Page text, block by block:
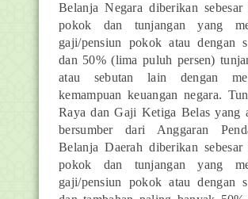
Belanja Negara diberikan sebesar
pokok dan tunjangan yang
gaji/pensiun pokok atau dengan
dan 50% (lima puluh persen)
atau sebutan lain dengan
kemampuan keuangan negara.
Raya dan Gaji Ketiga Belas yang
bersumber dari Anggaran
Belanja Daerah diberikan sebesar
pokok dan tunjangan yang
gaji/pensiun pokok atau dengan